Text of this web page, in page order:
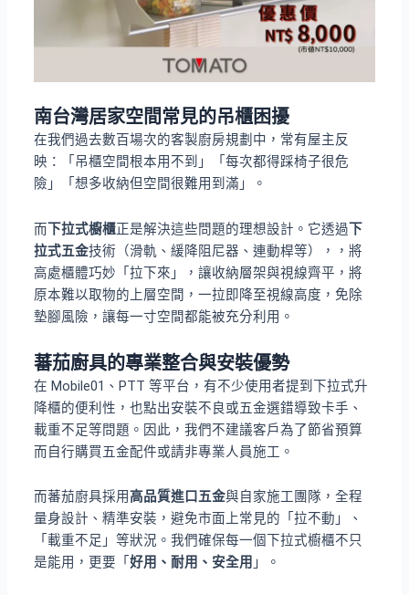
南台灣居家空間常見的吊櫃困擾
在我們過去數百場次的客製廚房規劃中，常有屋主反
映：「吊櫃空間根本用不到」「每次都得踩椅子很危
險」「想多收納但空間很難用到滿」。
而下拉式櫥櫃正是解決這些問題的理想設計。它透過下
拉式五金技術（滑軌、緩降阻尼器、連動桿等），，將
高處櫃體巧妙「拉下來」，讓收納層架與視線齊平，將
原本難以取物的上層空間，一拉即降至視線高度，免除
墊腳風險，讓每一寸空間都能被充分利用。
蕃茄廚具的專業整合與安裝優勢
在 Mobile01、PTT 等平台，有不少使用者提到下拉式升
降櫃的便利性，也點出安裝不良或五金選錯導致卡手、
載重不足等問題。因此，我們不建議客戶為了節省預算
而自行購買五金配件或請非專業人員施工。
而蕃茄廚具採用高品質進口五金與自家施工團隊，全程
量身設計、精準安裝，避免市面上常見的「拉不動」、
「載重不足」等狀況。我們確保每一個下拉式櫥櫃不只
是能用，更要「好用、耐用、安全用 」。